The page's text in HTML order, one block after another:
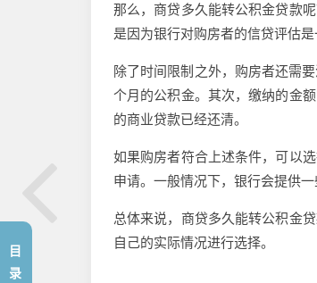
那么，商贷多久能转公积金贷款
是因为银行对购房者的信贷评估
除了时间限制之外，购房者还需
个月的公积金。其次，缴纳的金
的商业贷款已经还清。
如果购房者符合上述条件，可以
申请。一般情况下，银行会提供一
总体来说，商贷多久能转公积金
自己的实际情况进行选择。
目
录